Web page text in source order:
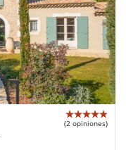
(2 opiniones)